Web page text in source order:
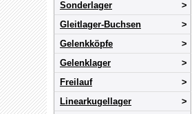
Sonderlager
Gleitlager-Buchsen
Gelenkköpfe
Gelenklager
Freilauf
Linearkugellager